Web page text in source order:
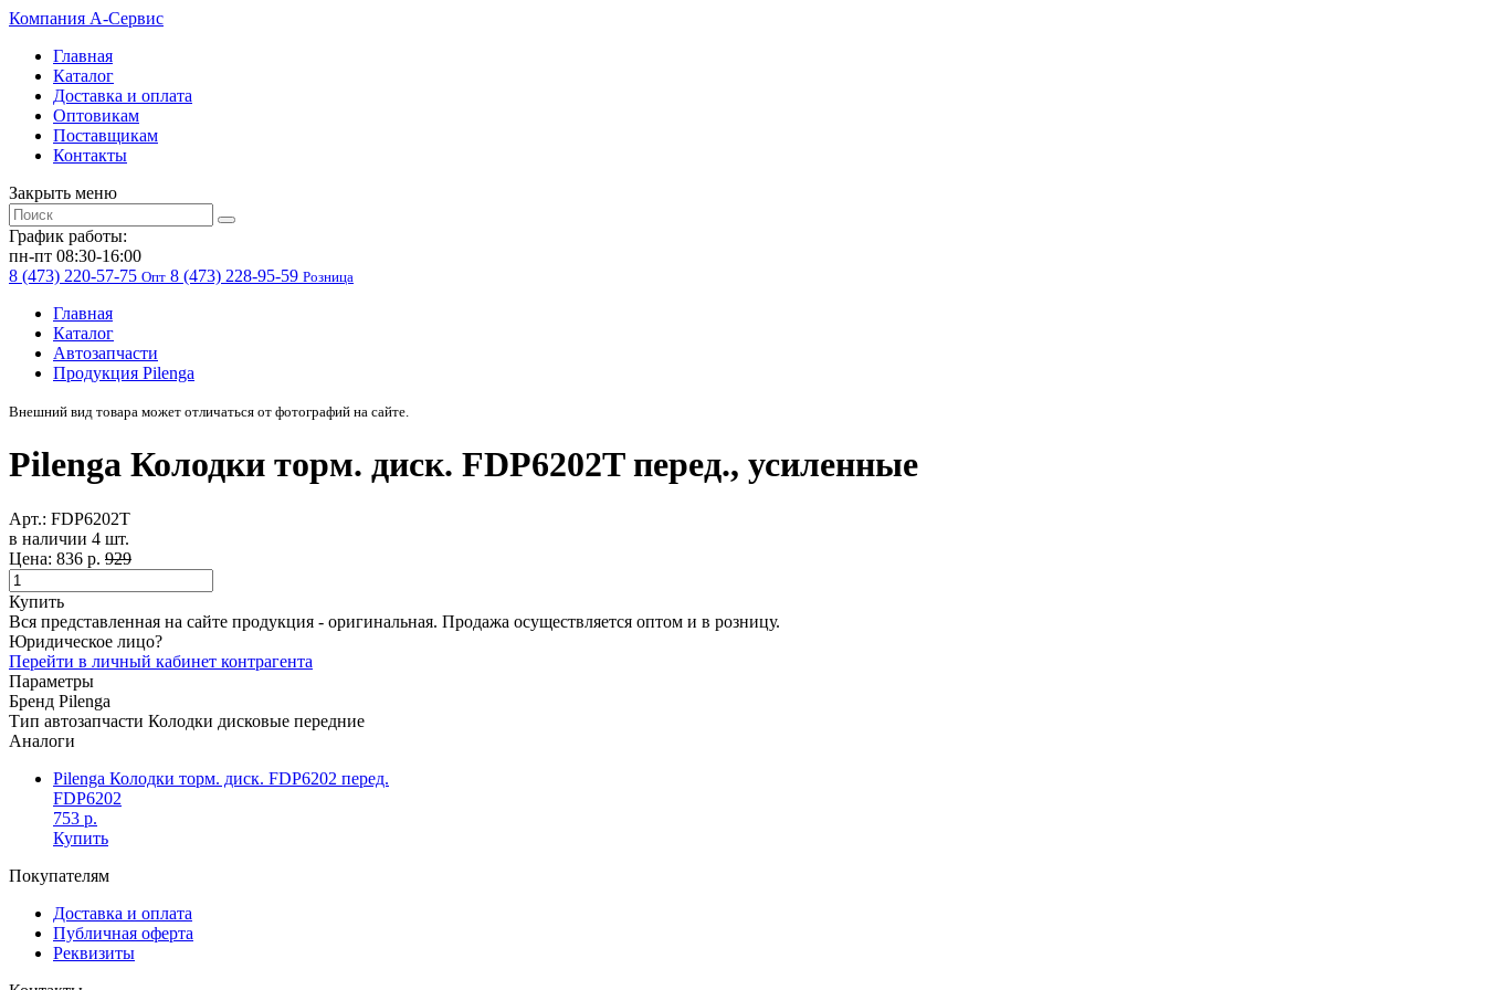
Компания A-Cервис
Главная
Каталог
Доставка и оплата
Оптовикам
Поставщикам
Контакты
Закрыть меню
График работы:
пн-пт 08:30-16:00
8 (473) 220-57-75 Опт 8 (473) 228-95-59 Розница
Главная
Каталог
Автозапчасти
Продукция Pilenga
Внешний вид товара может отличаться от фотографий на сайте.
Pilenga Колодки торм. диск. FDP6202T перед., усиленные
Арт.: FDP6202T
в наличии 4 шт. ​
Цена: 836 р. 929
Купить
Вся представленная на сайте продукция - оригинальная. Продажа осуществляется оптом и в розницу.
Юридическое лицо?
Перейти в личный кабинет контрагента
Параметры
Бренд Pilenga
Тип автозапчасти Колодки дисковые передние
Аналоги
Pilenga Колодки торм. диск. FDP6202 перед.
FDP6202
753 р.
Купить
Покупателям
Доставка и оплата
Публичная оферта
Реквизиты